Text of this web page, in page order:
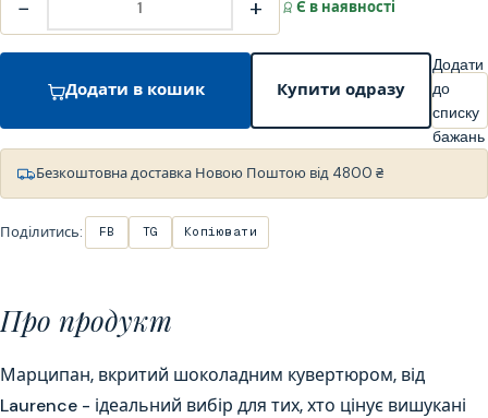
− + Є в наявності
Додати в кошик Купити одразу
Додати
до
списку
бажань
Безкоштовна доставка Новою Поштою від 4800 ₴
Поділитись: FB TG Копіювати
Про продукт
Марципан, вкритий шоколадним кувертюром, від
Laurence - ідеальний вибір для тих, хто цінує вишукані